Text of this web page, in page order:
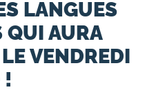
LANGUES
QUI AURA
VENDREDI
!